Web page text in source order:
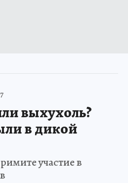
выхухоль?
в дикой
участие в